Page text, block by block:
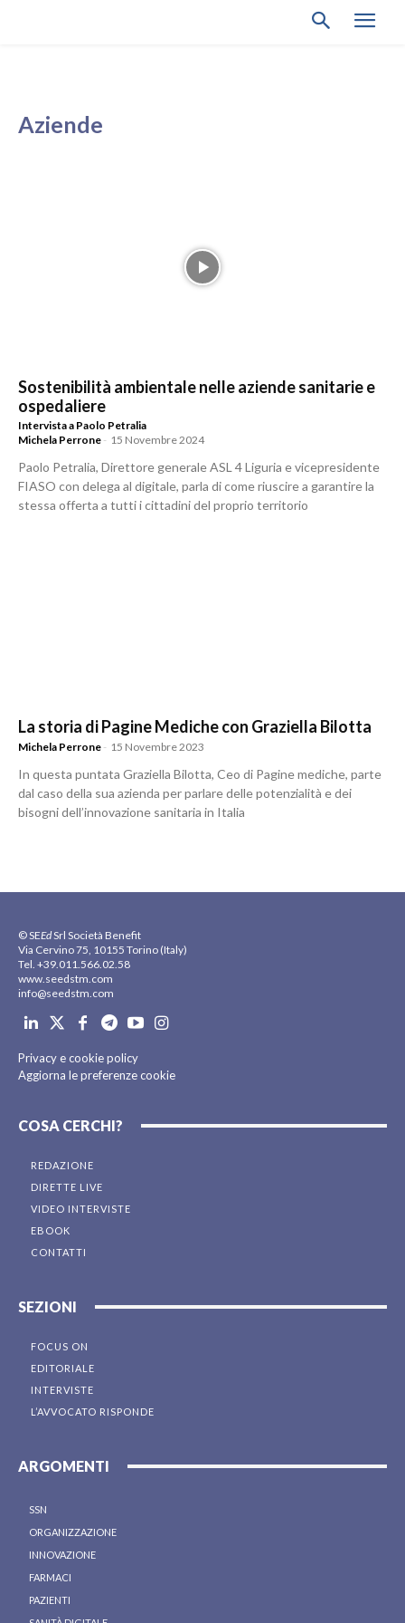
Aziende
Sostenibilità ambientale nelle aziende sanitarie e
ospedaliere
Intervista a Paolo Petralia
Michela Perrone - 15 Novembre 2024
Paolo Petralia, Direttore generale ASL 4 Liguria e vicepresidente
FIASO con delega al digitale, parla di come riuscire a garantire la
stessa offerta a tutti i cittadini del proprio territorio
La storia di Pagine Mediche con Graziella Bilotta
Michela Perrone - 15 Novembre 2023
In questa puntata Graziella Bilotta, Ceo di Pagine mediche, parte
dal caso della sua azienda per parlare delle potenzialità e dei
bisogni dell’innovazione sanitaria in Italia
© SEEdSrl Società Benefit
Via Cervino 75, 10155 Torino (Italy)
Tel. +39.011.566.02.58
www.seedstm.com
info@seedstm.com
Privacy e cookie policy
Aggiorna le preferenze cookie
COSA CERCHI?
REDAZIONE
DIRETTE LIVE
VIDEO INTERVISTE
EBOOK
CONTATTI
SEZIONI
FOCUS ON
EDITORIALE
INTERVISTE
L’AVVOCATO RISPONDE
ARGOMENTI
SSN
ORGANIZZAZIONE
INNOVAZIONE
FARMACI
PAZIENTI